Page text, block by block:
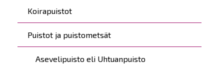
Koirapuistot
Puistot ja puistometsät
Asevelipuisto eli Uhtuanpuisto